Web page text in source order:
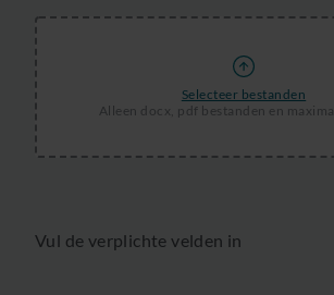
Selecteer bestanden
Alleen docx, pdf bestanden en
Vul de verplichte velden in